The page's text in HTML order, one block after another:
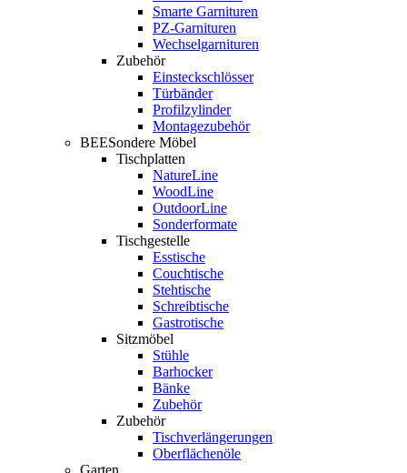
Smarte Garnituren
PZ-Garnituren
Wechselgarnituren
Zubehör
Einsteckschlösser
Türbänder
Profilzylinder
Montagezubehör
BEESondere Möbel
Tischplatten
NatureLine
WoodLine
OutdoorLine
Sonderformate
Tischgestelle
Esstische
Couchtische
Stehtische
Schreibtische
Gastrotische
Sitzmöbel
Stühle
Barhocker
Bänke
Zubehör
Zubehör
Tischverlängerungen
Oberflächenöle
Garten